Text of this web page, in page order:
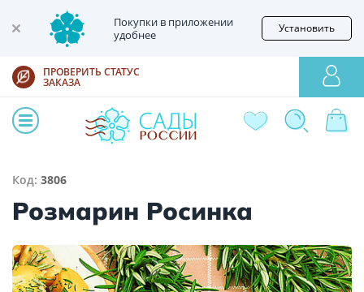
Покупки в приложении
удобнее
Установить
ПРОВЕРИТЬ СТАТУС
ЗАКАЗА
Код: 3806
Розмарин Росинка